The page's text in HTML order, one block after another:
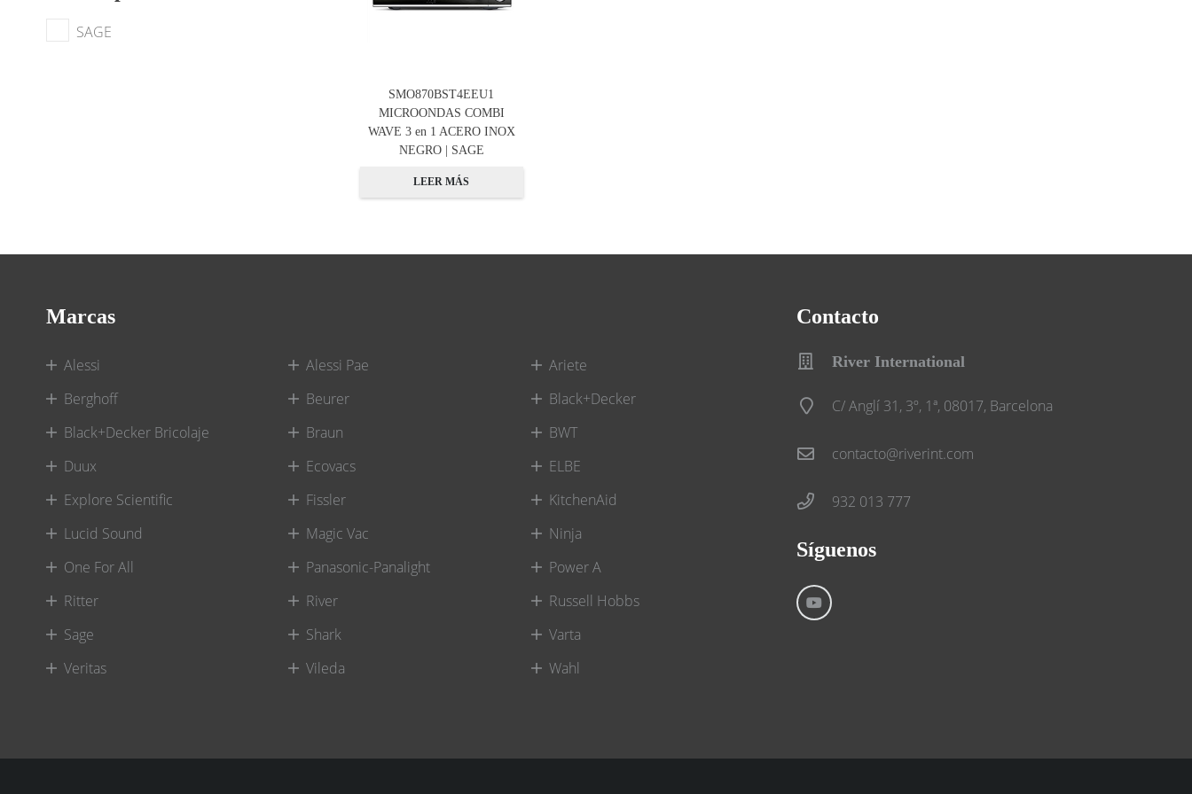
SAGE
SMO870BST4EEU1
MICROONDAS COMBI
WAVE 3 en 1 ACERO INOX
NEGRO | SAGE
LEER MÁS
Marcas
Alessi Alessi Pae
Ariete
Berghoff
Beurer
Black+Decker
Black+Decker Bricolaje
Braun
BWT
Duux
Ecovacs
ELBE
Explore Scientific
Fissler
KitchenAid
Lucid Sound
Magic Vac
Ninja
One For All
Panasonic-Panalight
Power A
Ritter
River
Russell Hobbs
Sage
Shark
Varta
Veritas
Vileda Wahl
Contacto
River International
C/ Anglí 31, 3º, 1ª, 08017, Barcelona
contacto@riverint.com
932 013 777
Síguenos